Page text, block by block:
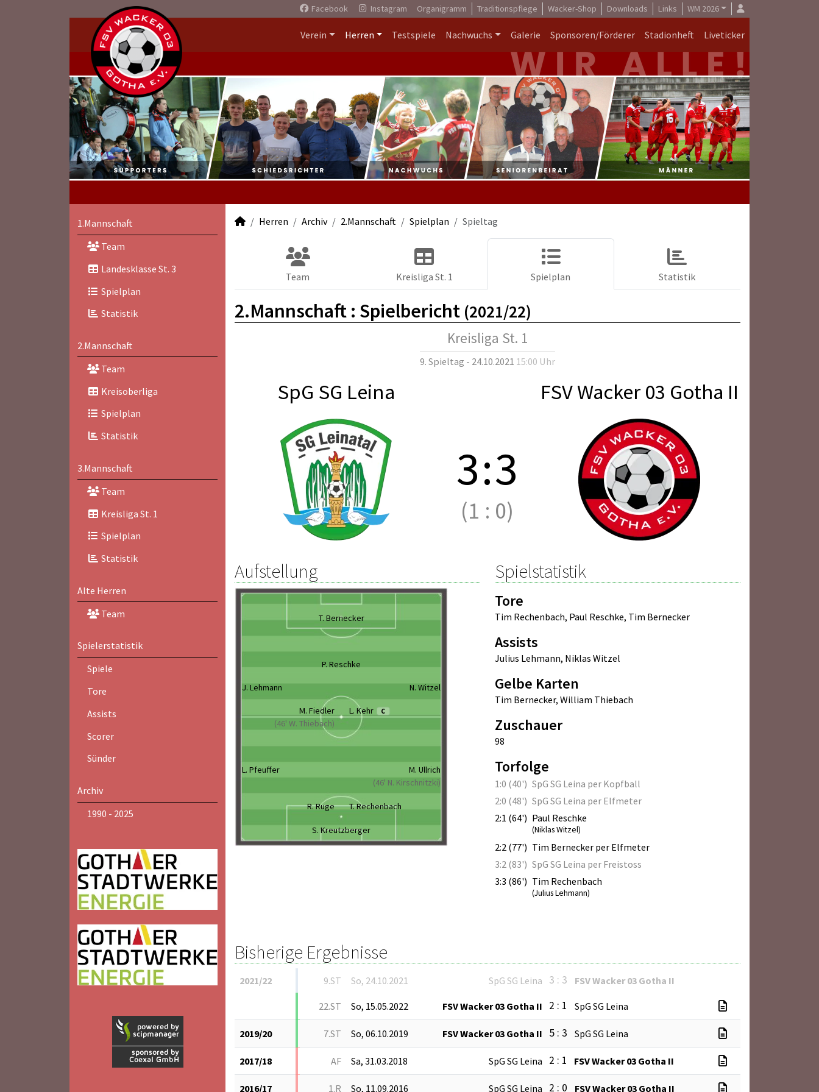
Facebook Instagram Organigramm Traditionspflege Wacker-Shop Downloads Links WM 2026
Verein Herren Testspiele Nachwuchs Galerie Sponsoren/Förderer Stadionheft Liveticker
1.Mannschaft
Team
Landesklasse St. 3
Spielplan
Statistik
2.Mannschaft
Team
Kreisoberliga
Spielplan
Statistik
3.Mannschaft
Team
Kreisliga St. 1
Spielplan
Statistik
Alte Herren
Team
Spielerstatistik
Spiele
Tore
Assists
Scorer
Sünder
Archiv
1990 - 2025
Herren Archiv 2.Mannschaft Spielplan Spieltag
Team Kreisliga St. 1 Spielplan Statistik
2.Mannschaft : Spielbericht (2021/22)
Kreisliga St. 1
9. Spieltag - 24.10.2021 15:00 Uhr
SpG SG Leina FSV Wacker 03 Gotha II
3:3
(1 : 0)
Aufstellung
T. Bernecker
P. Reschke
J. Lehmann N. Witzel
M. Fiedler
(46' W. Thiebach)
L. Kehr C
L. Pfeuffer
M. Ullrich
(46' N. Kirschnitzki)
R. Ruge T. Rechenbach
S. Kreutzberger
Spielstatistik
Tore
Tim Rechenbach, Paul Reschke, Tim Bernecker
Assists
Julius Lehmann, Niklas Witzel
Gelbe Karten
Tim Bernecker, William Thiebach
Zuschauer
98
Torfolge
1:0 (40') SpG SG Leina per Kopfball
2:0 (48') SpG SG Leina per Elfmeter
2:1 (64') Paul Reschke
(Niklas Witzel)
2:2 (77') Tim Bernecker per Elfmeter
3:2 (83') SpG SG Leina per Freistoss
3:3 (86') Tim Rechenbach
(Julius Lehmann)
Bisherige Ergebnisse
2021/22 9.ST So, 24.10.2021 SpG SG Leina 3 : 3 FSV Wacker 03 Gotha II
22.ST So, 15.05.2022 FSV Wacker 03 Gotha II 2 : 1 SpG SG Leina
2019/20 7.ST So, 06.10.2019 FSV Wacker 03 Gotha II 5 : 3 SpG SG Leina
2017/18 AF Sa, 31.03.2018 SpG SG Leina 2 : 1 FSV Wacker 03 Gotha II
2016/17 1.R So, 11.09.2016 SpG SG Leina 2 : 0 FSV Wacker 03 Gotha II